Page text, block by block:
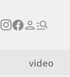
video